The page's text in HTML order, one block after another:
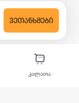
კალათა
ᲕᲔᲗᲐᲜᲮᲛᲔᲑᲘ